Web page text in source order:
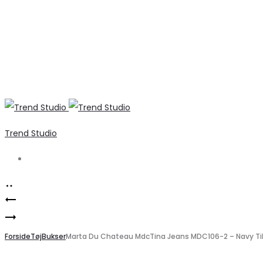
Trend Studio
Product
navigation
bluse
Elegant
bådhals
ForsideTøjBukserMarta Du Chateau MdcTina Jeans MDC106-2 – Navy